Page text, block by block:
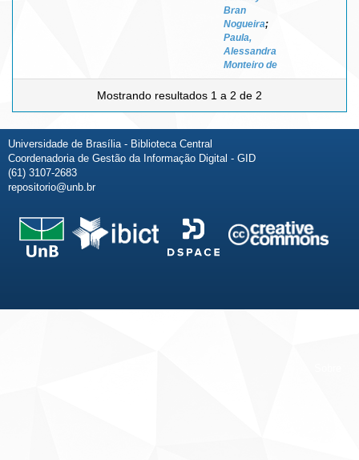
Bran
Nogueira;
Paula,
Alessandra
Monteiro de
Mostrando resultados 1 a 2 de 2
Universidade de Brasília - Biblioteca Central
Coordenadoria de Gestão da Informação Digital - GID
(61) 3107-2683
repositorio@unb.br